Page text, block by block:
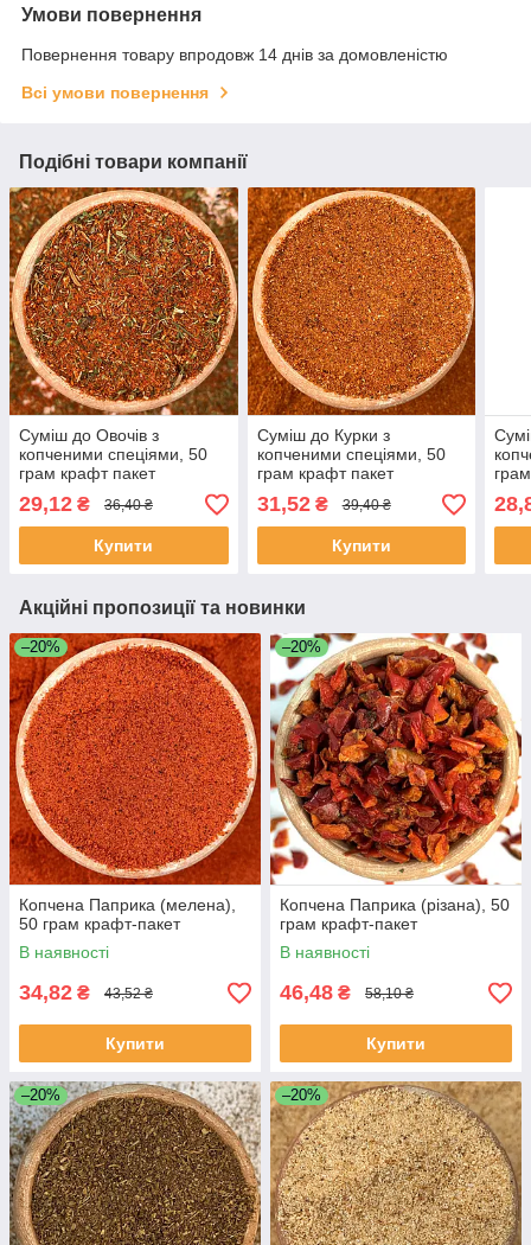
Умови повернення
Повернення товару впродовж 14 днів за домовленістю
Всі умови повернення
Подібні товари компанії
Суміш до Овочів з
копченими спеціями, 50
грам крафт пакет
29,12 ₴ 36,40 ₴
Купити
Суміш до Курки з
копченими спеціями, 50
грам крафт пакет
31,52₴ 39,40 ₴
Купити
Акційні пропозиції та новинки
–20%
Копчена Паприка (мелена),
50 грам крафт-пакет
В наявності
34,82 ₴ 43,52 ₴
Купити
–20%
Копчена Паприка (різана), 50
грам крафт-пакет
В наявності
46,48 ₴ 58,10 ₴
Купити
–20% –20%